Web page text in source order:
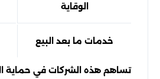
الوقاية
خدمات ما بعد البيع
تساهم هذه الشركات في حماية